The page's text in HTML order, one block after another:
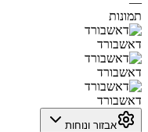
תמונות
דאשבורד
דאשבורד
דאשבורד
אבזור ונוחות